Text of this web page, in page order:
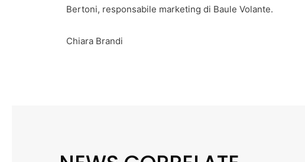
Bertoni, responsabile marketing di Baule Volante.
Chiara Brandi